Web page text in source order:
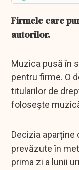
Firmele care
autorilor.
Muzica pusă în
pentru firme. O
titularilor de
folosește
Decizia aparține
prevăzute în
prima zi a lunii